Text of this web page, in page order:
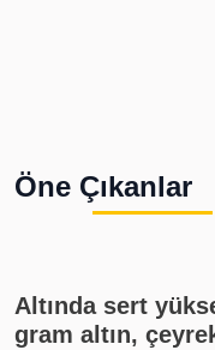
Öne Çıkanlar
Altında sert yükseliş! 6 Ağustos
gram altın,